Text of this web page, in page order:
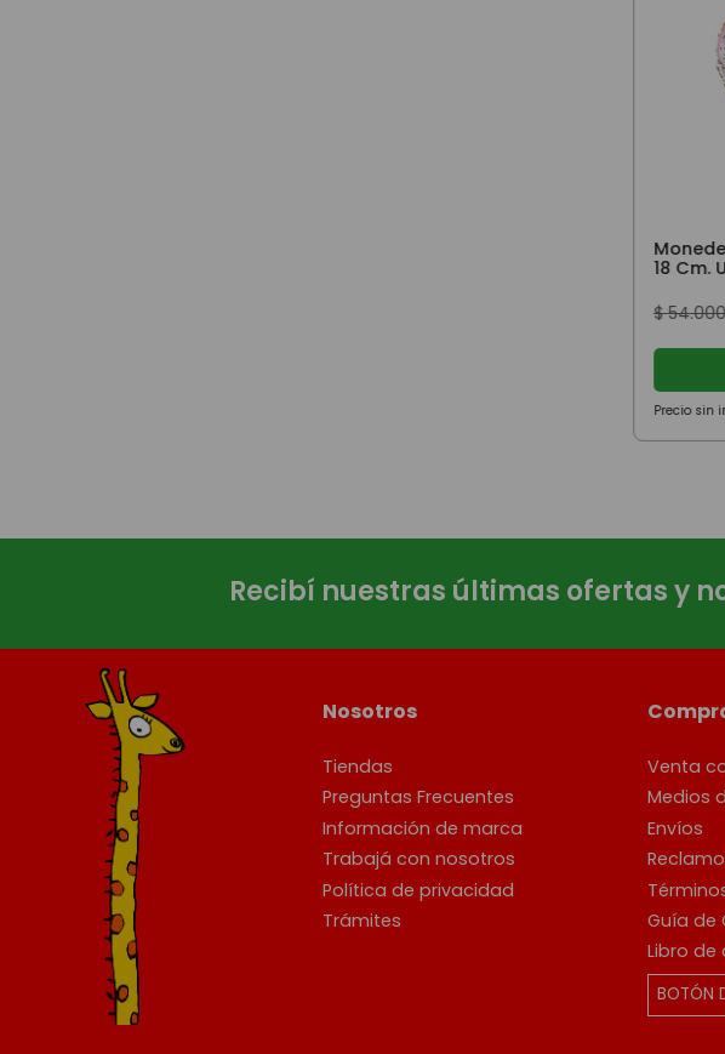
18 Cm.
$ 54.000
Precio sin
Recibí nuestras últimas ofertas y
Nosotros
Tiendas
Preguntas Frecuentes
Información de marca
Trabajá con nosotros
Política de privacidad
Trámites
Venta
Medios
Envíos
Guía de
Libro de
BOTÓN